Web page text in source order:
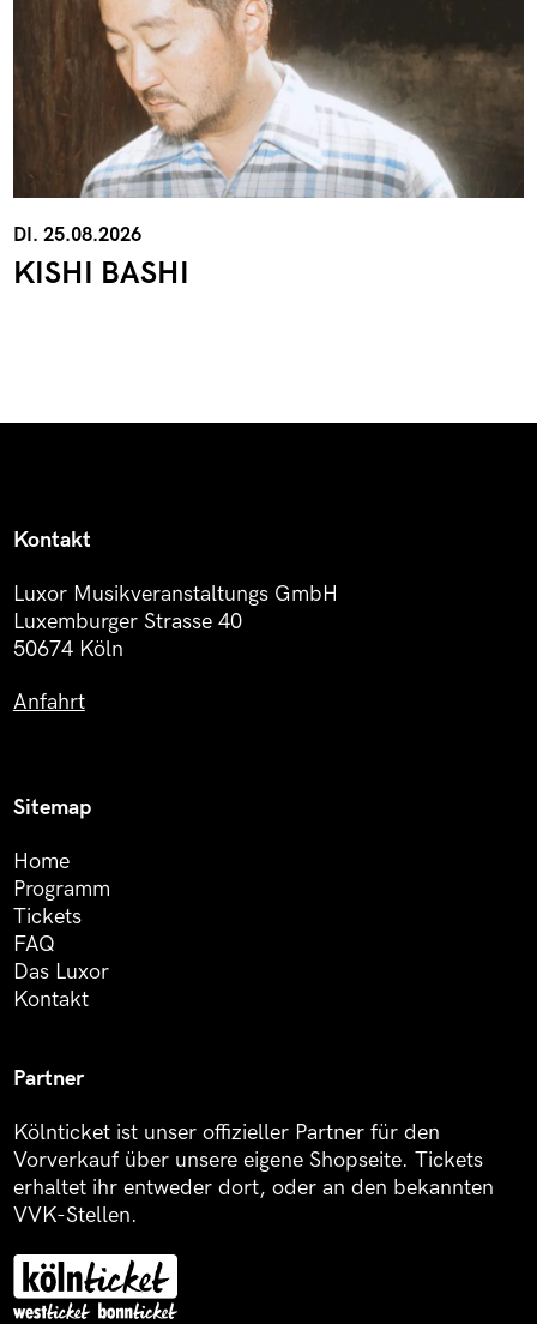
DI. 25.08.2026
KISHI BASHI
Kontakt
Luxor Musikveranstaltungs GmbH
Luxemburger Strasse 40
50674 Köln
Anfahrt
Sitemap
Home
Programm
Tickets
FAQ
Das Luxor
Kontakt
Partner
Kölnticket ist unser offizieller Partner für den
Vorverkauf über unsere eigene Shopseite. Tickets
erhaltet ihr entweder dort, oder an den bekannten
VVK-Stellen.